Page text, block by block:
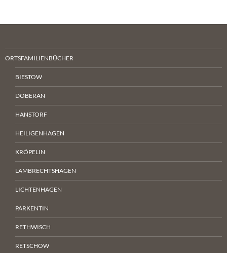
ORTSFAMILIENBÜCHER
BIESTOW
DOBERAN
HANSTORF
HEILIGENHAGEN
KRÖPELIN
LAMBRECHTSHAGEN
LICHTENHAGEN
PARKENTIN
RETHWISCH
RETSCHOW